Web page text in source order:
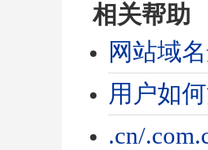
相关帮助
网站域
用户如
.cn/